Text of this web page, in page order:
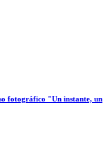
fotográfico "Un instante, un